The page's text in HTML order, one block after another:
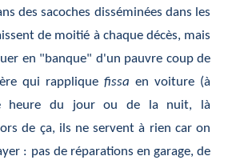
des sacoches disséminées dans les
de moitié à chaque décès, mais
en "banque" d'un pauvre coup de
qui rapplique fissa en voiture (à
heure du jour ou de la nuit, là
de ça, ils ne servent à rien car on
: pas de réparations en garage, de